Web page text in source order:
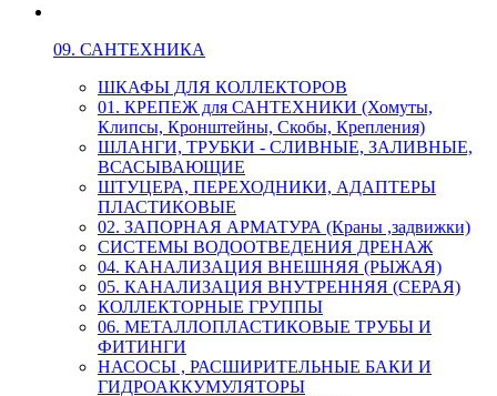
09. САНТЕХНИКА
ШКАФЫ ДЛЯ КОЛЛЕКТОРОВ
01. КРЕПЕЖ для САНТЕХНИКИ (Хомуты,
Клипсы, Кронштейны, Скобы, Крепления)
ШЛАНГИ, ТРУБКИ - СЛИВНЫЕ, ЗАЛИВНЫЕ,
ВСАСЫВАЮЩИЕ
ШТУЦЕРА, ПЕРЕХОДНИКИ, АДАПТЕРЫ
ПЛАСТИКОВЫЕ
02. ЗАПОРНАЯ АРМАТУРА (Краны ,задвижки)
СИСТЕМЫ ВОДООТВЕДЕНИЯ ДРЕНАЖ
04. КАНАЛИЗАЦИЯ ВНЕШНЯЯ (РЫЖАЯ)
05. КАНАЛИЗАЦИЯ ВНУТРЕННЯЯ (СЕРАЯ)
КОЛЛЕКТОРНЫЕ ГРУППЫ
06. МЕТАЛЛОПЛАСТИКОВЫЕ ТРУБЫ И
ФИТИНГИ
НАСОСЫ , РАСШИРИТЕЛЬНЫЕ БАКИ И
ГИДРОАККУМУЛЯТОРЫ